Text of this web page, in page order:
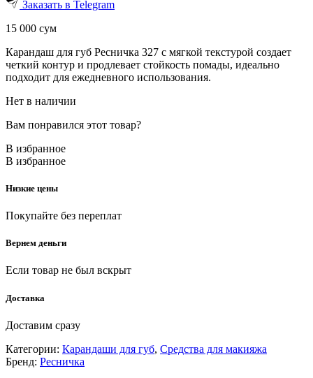
Заказать в Telegram
15 000 сум
Карандаш для губ Ресничка 327 с мягкой текстурой создает
четкий контур и продлевает стойкость помады, идеально
подходит для ежедневного использования.
Нет в наличии
Вам понравился этот товар?
В избранное
В избранное
Низкие цены
Покупайте без переплат
Вернем деньги
Если товар не был вскрыт
Доставка
Доставим сразу
Категории: Карандаши для губ, Средства для макияжа
Бренд: Ресничка